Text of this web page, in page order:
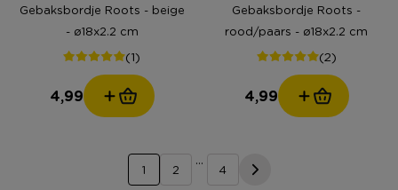
Gebaksbordje Roots - beige
- ø18x2.2 cm
(1)
4,99
Gebaksbordje Roots -
rood/paars - ø18x2.2 cm
(2)
4,99
1 2
...
4